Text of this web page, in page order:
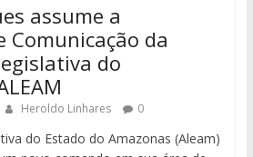
assume a
Comunicação da
do
Heroldo Linhares 0
do Estado do Amazonas (Aleam)